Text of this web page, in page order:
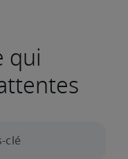
qui